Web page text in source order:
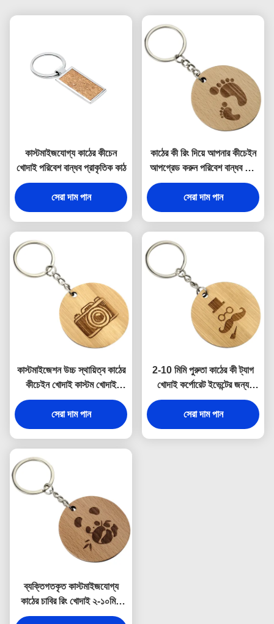
কাস্টমাইজযোগ্য কাঠের কীচেন
খোদাই পরিবেশ বান্ধব প্রাকৃতিক কাঠ
সেরা দাম পান
কাঠের কী রিং দিয়ে আপনার কীচেইন
আপগ্রেড করুন পরিবেশ বান্ধব এবং
প্রাকৃতিক
সেরা দাম পান
কাস্টমাইজেশন উচ্চ স্থায়িত্ব কাঠের
কীচেইন খোদাই কাস্টম খোদাই
কর্পোরেট ধন্যবাদ উপহার জন্য
সেরা দাম পান
2-10 মিমি পুরুতা কাঠের কী ট্যাগ
খোদাই কর্পোরেট ইভেন্টের জন্য
ব্যক্তিগতকরণ সজ্জা
সেরা দাম পান
ব্যক্তিগতকৃত কাস্টমাইজযোগ্য
কাঠের চাবির রিং খোদাই ২-১০মিমি
পুরুত্ব